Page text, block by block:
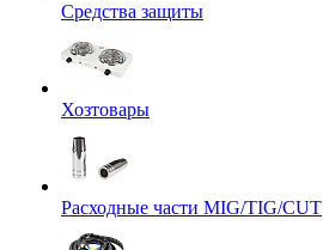
Средства защиты
Хозтовары
Расходные части MIG/TIG/CUT